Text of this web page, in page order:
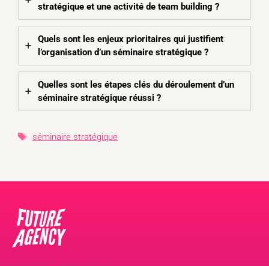
stratégique et une activité de team building ?
Quels sont les enjeux prioritaires qui justifient
l’organisation d’un séminaire stratégique ?
Quelles sont les étapes clés du déroulement d’un
séminaire stratégique réussi ?
Étiquettes
séminaire stratégique